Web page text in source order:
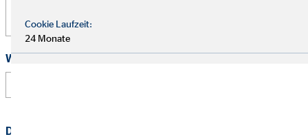
Wie hast Du von uns erfahren?
Datenschutz
Cookie Laufzeit:
24 Monate